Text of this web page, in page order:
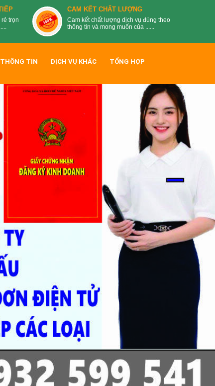
trọn
CAM KẾT CHẤT LƯỢNG
Cam kết chất lượng dịch vụ đúng theo
thông tin và mong muốn của ......
THÔNG TIN DỊCH VỤ KHÁC TỔNG HỢP